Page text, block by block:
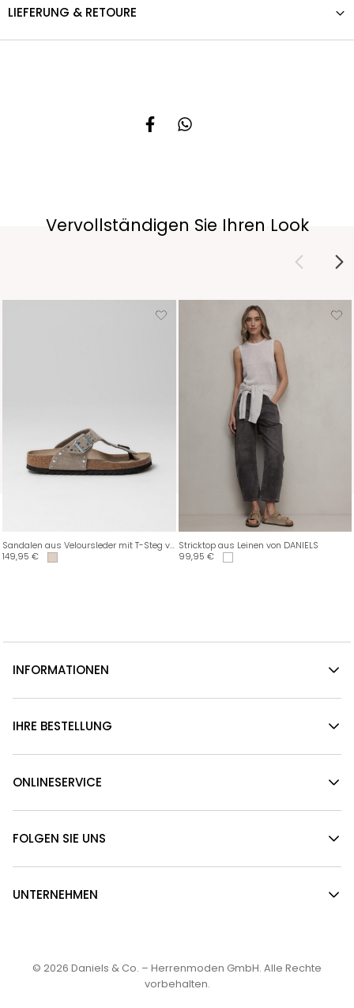
LIEFERUNG & RETOURE
Vervollständigen Sie Ihren Look
Sandalen aus Veloursleder mit T-Steg von BIRKENSTOCK
149,95 €
Stricktop aus Leinen von DANIELS
99,95 €
INFORMATIONEN
IHRE BESTELLUNG
ONLINESERVICE
FOLGEN SIE UNS
UNTERNEHMEN
© 2026 Daniels & Co. – Herrenmoden GmbH. Alle Rechte
vorbehalten.